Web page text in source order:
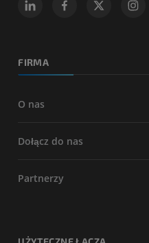
FIRMA
O nas
Dołącz do nas
Partnerzy